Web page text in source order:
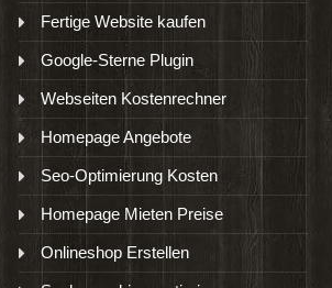
Fertige Website kaufen
Google-Sterne Plugin
Webseiten Kostenrechner
Homepage Angebote
Seo-Optimierung Kosten
Homepage Mieten Preise
Onlineshop Erstellen